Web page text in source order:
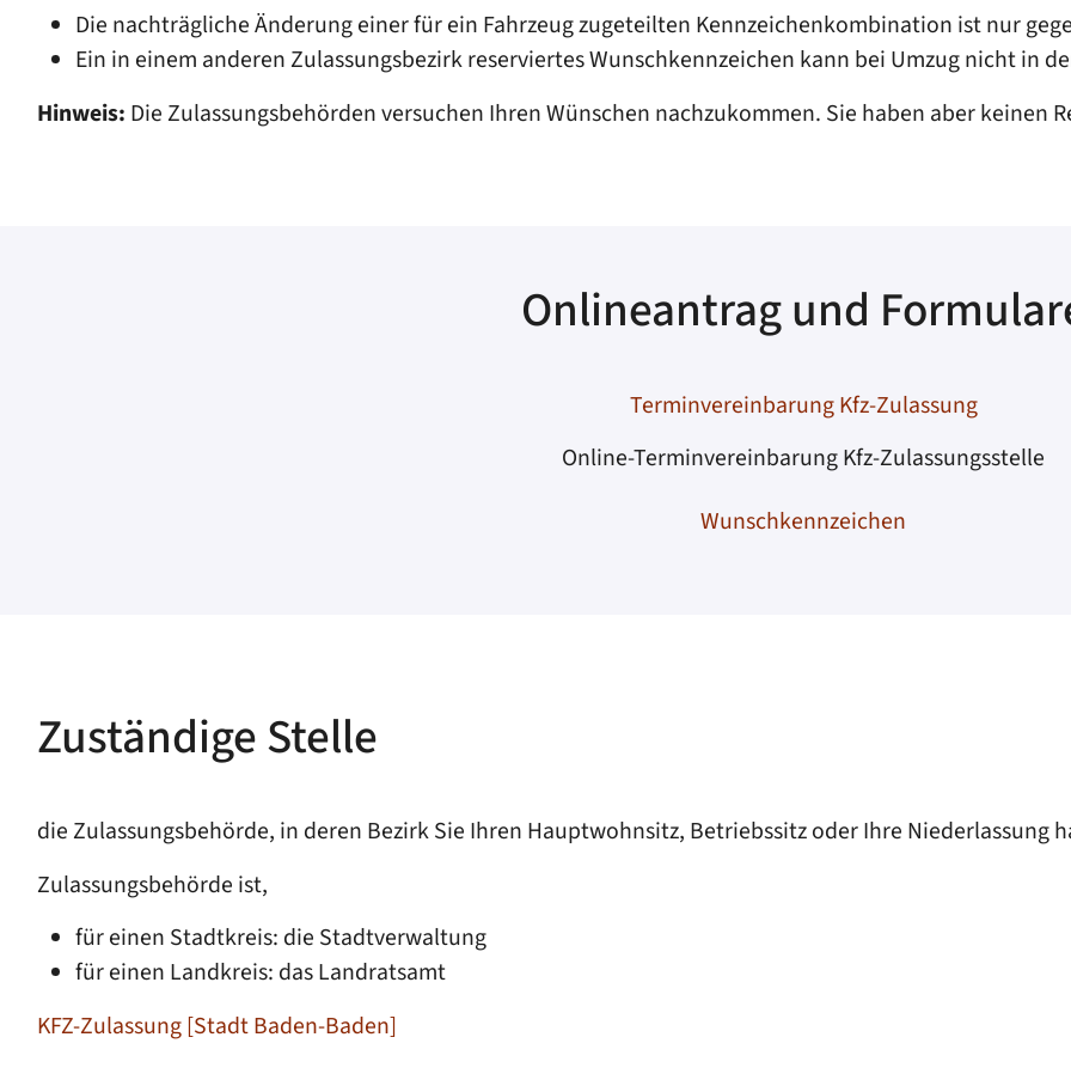
Die nachträgliche Änderung einer für ein Fahrzeug zugeteilten Kennzeichenkombination ist nur
Ein in einem anderen Zulassungsbezirk reserviertes Wunschkennzeichen kann bei Umzug nicht in
Hinweis: Die Zulassungsbehörden versuchen Ihren Wünschen nachzukommen. Sie haben aber keinen
Onlineantrag und
Terminvereinbarung Kfz-Zulassung
Online-Terminvereinbarung Kfz-Zulassungsstelle
Wunschkennzeichen
Zuständige Stelle
die Zulassungsbehörde, in deren Bezirk Sie Ihren Hauptwohnsitz, Betriebssitz oder Ihre Niederlassung
Zulassungsbehörde ist,
für einen Stadtkreis: die Stadtverwaltung
für einen Landkreis: das Landratsamt
KFZ-Zulassung [Stadt Baden-Baden]